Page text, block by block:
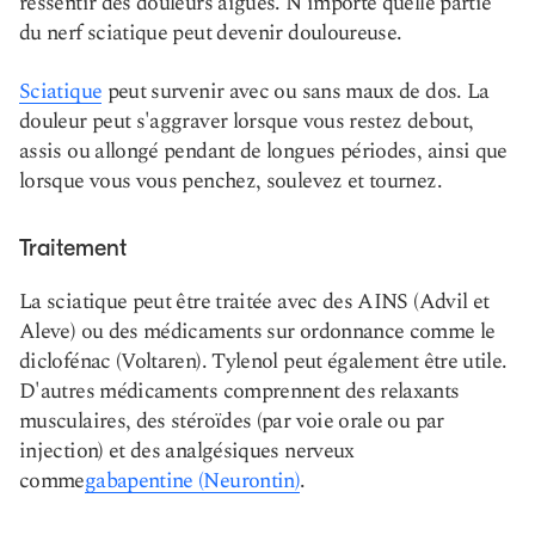
du nerf sciatique peut devenir douloureuse.
Sciatique peut survenir avec ou sans maux de dos. La
douleur peut s'aggraver lorsque vous restez debout,
assis ou allongé pendant de longues périodes, ainsi que
lorsque vous vous penchez, soulevez et tournez.
Traitement
La sciatique peut être traitée avec des AINS (Advil et
Aleve) ou des médicaments sur ordonnance comme le
diclofénac (Voltaren). Tylenol peut également être utile.
D'autres médicaments comprennent des relaxants
musculaires, des stéroïdes (par voie orale ou par
injection) et des analgésiques nerveux
commegabapentine (Neurontin).